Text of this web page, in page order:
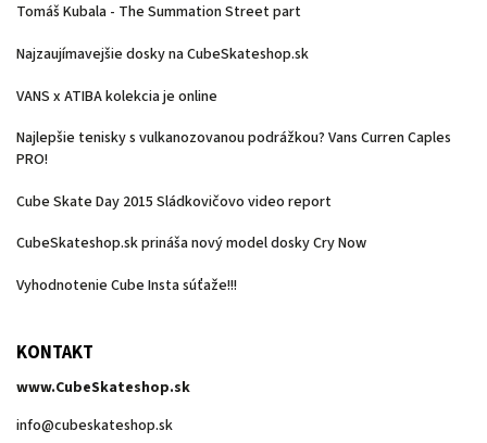
Tomáš Kubala - The Summation Street part
Najzaujímavejšie dosky na CubeSkateshop.sk
VANS x ATIBA kolekcia je online
Najlepšie tenisky s vulkanozovanou podrážkou? Vans Curren Caples
PRO!
Cube Skate Day 2015 Sládkovičovo video report
CubeSkateshop.sk prináša nový model dosky Cry Now
Vyhodnotenie Cube Insta súťaže!!!
KONTAKT
www.CubeSkateshop.sk
info@cubeskateshop.sk